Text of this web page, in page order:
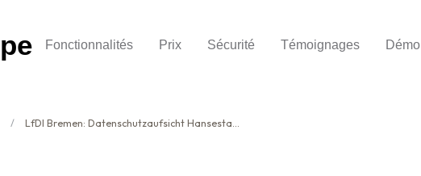
Fonctionnalités Prix Sécurité Témoignages Démo
LfDI Bremen: Datenschutzaufsicht Hansestadt 2026